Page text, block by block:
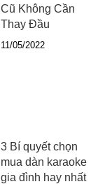
Cũ Không Cần
Thay Đầu
11/05/2022
3 Bí quyết chọn
mua dàn karaoke
gia đình hay nhất